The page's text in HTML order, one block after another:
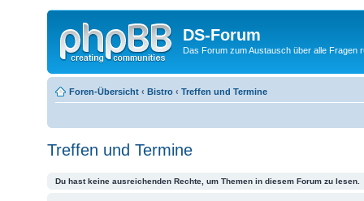
DS-Forum
Das Forum zum Austausch über alle Fragen
Foren-Übersicht ‹ Bistro ‹ Treffen und Termine
Treffen und Termine
Du hast keine ausreichenden Rechte, um Themen in diesem Forum zu lesen.